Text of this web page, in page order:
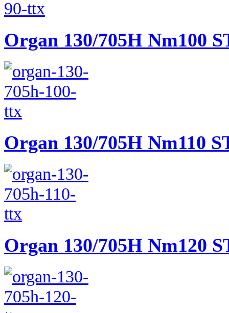
Organ 130/705H Nm100
Organ 130/705H Nm110
Organ 130/705H Nm120